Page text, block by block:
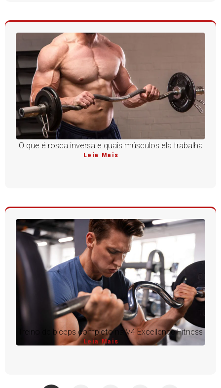
O que é rosca inversa e quais músculos ela trabalha
Leia Mais
Treino de bíceps completo na V4 Excellence Fitness
Leia Mais